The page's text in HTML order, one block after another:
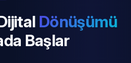
Dönüşümü
Başlar